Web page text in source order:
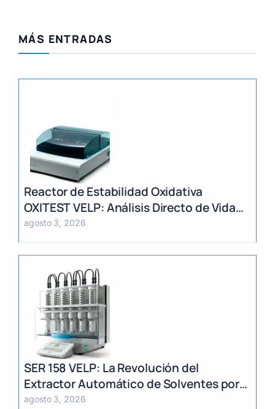
MÁS ENTRADAS
Reactor de Estabilidad Oxidativa
OXITEST VELP: Análisis Directo de Vida
Útil sin Extracción de Grasa
agosto 3, 2026
SER 158 VELP: La Revolución del
Extractor Automático de Solventes por
Método Randall
agosto 3, 2026